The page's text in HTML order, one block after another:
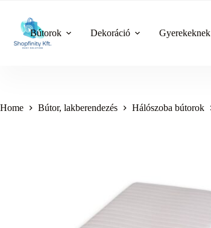
content
Bútorok Dekoráció Gyerekeknek
Home Bútor, lakberendezés Hálószoba bútorok